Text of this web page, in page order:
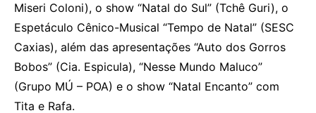
Miseri Coloni), o show “Natal do Sul” (Tchê Guri), o
Espetáculo Cênico-Musical “Tempo de Natal” (SESC
Caxias), além das apresentações “Auto dos Gorros
Bobos” (Cia. Espicula), “Nesse Mundo Maluco”
(Grupo MÚ – POA) e o show “Natal Encanto” com
Tita e Rafa.